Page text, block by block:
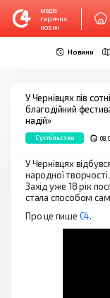
медіа
гарячих
новин
Новини
У Чернівцях пів
благодійний
надій»
Суспільство
У Чернівцях
народної творчості
Захід уже 18 рік
стала способом
Про це пише С4.